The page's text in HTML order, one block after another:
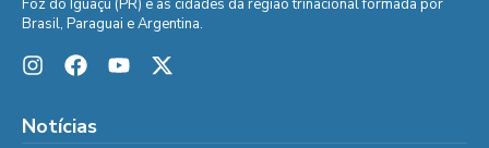
Brasil, Paraguai e Argentina.
Notícias